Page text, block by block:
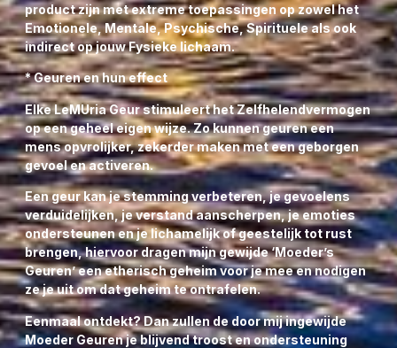
product zijn met extreme toepassingen op zowel het
Emotionele, Mentale, Psychische, Spirituele als ook
indirect op jouw Fysieke lichaam.
* Geuren en hun effect
Elke LeMUria Geur stimuleert het Zelfhelendvermogen
op een geheel eigen wijze. Zo kunnen geuren een
mens opvrolijker, zekerder maken met een geborgen
gevoel en activeren.
Een geur kan je stemming verbeteren, je gevoelens
verduidelijken, je verstand aanscherpen, je emoties
ondersteunen en je lichamelijk of geestelijk tot rust
brengen, hiervoor dragen mijn gewijde ‘Moeder’s
Geuren’ een etherisch geheim voor je mee en nodigen
ze je uit om dat geheim te ontrafelen.
Eenmaal ontdekt? Dan zullen de door mij ingewijde
Moeder Geuren je blijvend troost en ondersteuning